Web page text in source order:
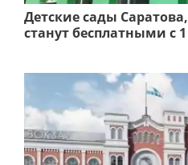
Детские сады
станут бесплатными с